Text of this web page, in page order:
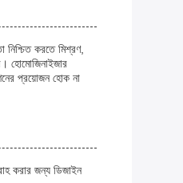
নিশ্চিত করতে মিশ্রণ,
হোমোজিনাইজার
প্রয়োজন হোক না
করার জন্য ডিজাইন